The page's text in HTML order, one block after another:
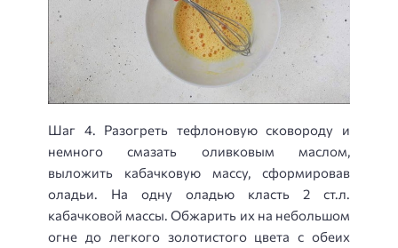
Шаг 4. Разогреть тефлоновую сковороду и
немного смазать оливковым маслом,
выложить кабачковую массу, сформировав
оладьи. На одну оладью класть 2 ст.л.
кабачковой массы. Обжарить их на небольшом
огне до легкого золотистого цвета с обеих